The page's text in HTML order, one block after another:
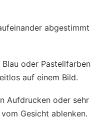
abgestimmt
oder Pastellfarben
auf einem Bild.
Aufdrucken oder sehr
Gesicht ablenken.